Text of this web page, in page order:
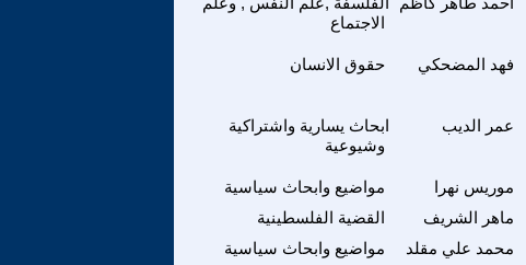
الاجتماع
حقوق الانسان فهد المضحكي
ابحاث يسارية واشتراكية
وشيوعية
عمر الديب
مواضيع وابحاث سياسية موريس نهرا
القضية الفلسطينية
ماهر الشريف
مواضيع وابحاث سياسية
محمد علي مقلد